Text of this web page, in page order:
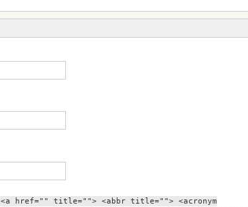
<a href="" title=""> <abbr title=""> <acronym